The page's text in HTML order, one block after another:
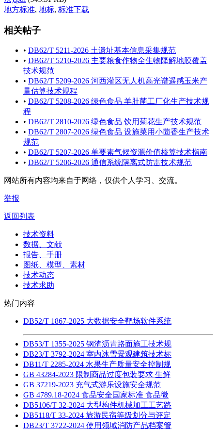
地方标准, 地标, 标准下载
相关帖子
• DB62/T 5211-2026 土遗址基本信息采集规范
• DB62/T 5210-2026 主要粮食作物全生物降解地膜覆盖
技术规范
• DB62/T 5209-2026 河西灌区无人机高光谱遥感玉米产
量估算技术规程
• DB62/T 5208-2026 绿色食品 羊肚菌工厂化生产技术规
程
• DB62/T 2810-2026 绿色食品 饮用菊花生产技术规范
• DB62/T 2807-2026 绿色食品 设施菜用小茴香生产技术
规范
• DB62/T 5207-2026 单要素气候资源价值核算技术指南
• DB62/T 5206-2026 通信系统隔离式防雷技术规范
网站所有内容均来自于网络，仅供个人学习、交流。
举报
返回列表
技术资料
数据、文献
报告、手册
图纸、模型、素材
技术动态
技术求助
热门内容
DB52/T 1867-2025 大数据安全靶场软件系统
DB53/T 1355-2025 钢渣沥青路面施工技术规
DB23/T 3792-2024 室内冰雪景观建筑技术标
DB11/T 2285-2024 水果生产质量安全控制规
GB 43284-2023 限制商品过度包装要求 生鲜
GB 37219-2023 充气式游乐设施安全规范
GB 4789.18-2024 食品安全国家标准 食品微
DB5106/T 32-2024 大型构件机械加工工艺路
DB5118/T 33-2024 旅游民宿等级划分与评定
DB23/T 3722-2024 使用领域消防产品档案管